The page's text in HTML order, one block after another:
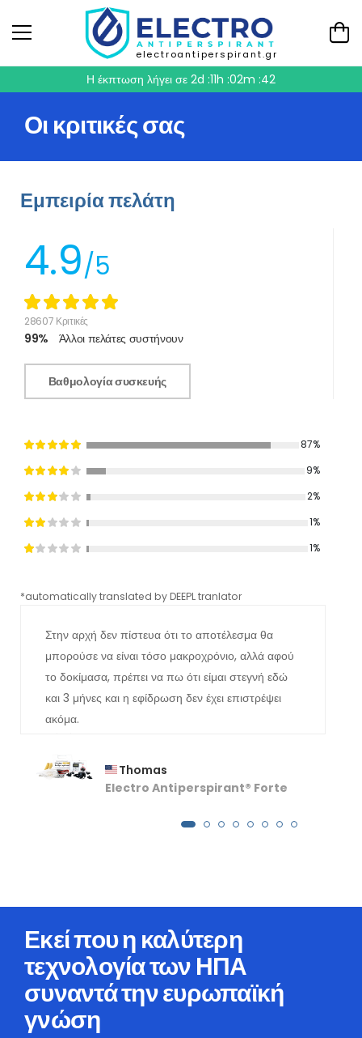
electroantiperspirant.gr
Η έκπτωση λήγει σε2d :11h :02m :41
Οι κριτικές σας
Εμπειρία πελάτη
4.9/5
28607 Κριτικές
99% Άλλοι πελάτες συστήνουν
Βαθμολογία συσκευής
87%
9%
2%
1%
1%
*automatically translated by DEEPL tranlator
Στην αρχή δεν πίστευα ότι το αποτέλεσμα θα
μπορούσε να είναι τόσο μακροχρόνιο, αλλά αφού
το δοκίμασα, πρέπει να πω ότι είμαι στεγνή εδώ
και 3 μήνες και η εφίδρωση δεν έχει επιστρέψει
ακόμα.
Thomas
Electro Antiperspirant® Forte
Εκεί που η καλύτερη
τεχνολογία των ΗΠΑ
συναντά την ευρωπαϊκή
γνώση